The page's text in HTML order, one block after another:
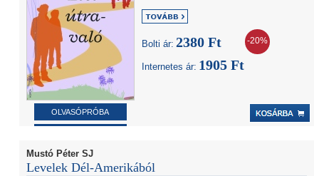
OLVASÓPRÓBA
Bolti ár: 2380 Ft -20%
Internetes ár: 1905 Ft
Mustó Péter SJ
Levelek Dél-Amerikából